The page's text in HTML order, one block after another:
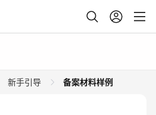
新手引导 备案材料样例